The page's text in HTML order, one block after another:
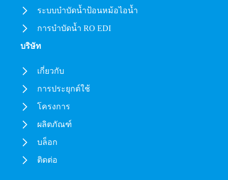
ระบบบำบัดน้ำป้อนหม้อไอน้ำ
การบำบัดน้ำ RO EDI
บริษัท
เกี่ยวกับ
การประยุกต์ใช้
โครงการ
ผลิตภัณฑ์
บล็อก
ติดต่อ